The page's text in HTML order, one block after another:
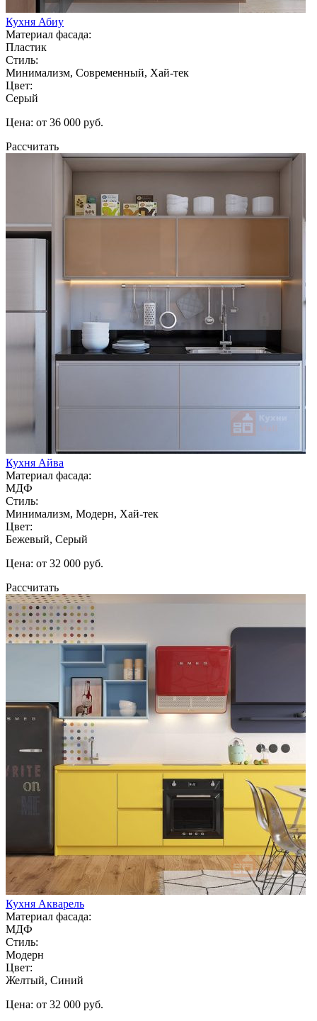
Кухня Абиу
Материал фасада:
Пластик
Стиль:
Минимализм, Современный, Хай-тек
Цвет:
Серый
Цена: от 36 000 руб.
Рассчитать
Кухня Айва
Материал фасада:
МДФ
Стиль:
Минимализм, Модерн, Хай-тек
Цвет:
Бежевый, Серый
Цена: от 32 000 руб.
Рассчитать
Кухня Акварель
Материал фасада:
МДФ
Стиль:
Модерн
Цвет:
Желтый, Синий
Цена: от 32 000 руб.